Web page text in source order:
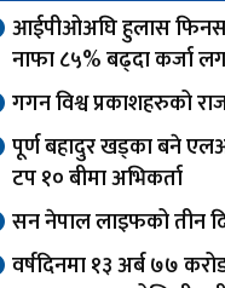
आईपीओअघि हुलास
नाफा ८५% बढ्दा कर्जा
गगन विश्व प्रकाशहरुको
पूर्ण बहादुर खड्का बने
टप १० बीमा अभिकर्ता
सन नेपाल लाइफको तीन
वर्षदिनमा १३ अर्ब ७७